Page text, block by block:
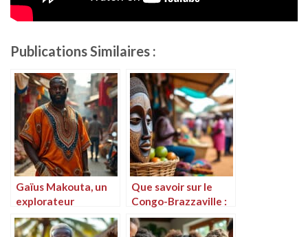
Publications Similaires :
Gaïus Makouta, un
explorateur
congolais faisant
l’expérience d’une
Que savoir sur le
Congo-Brazzaville :
histoire, culture et
économie